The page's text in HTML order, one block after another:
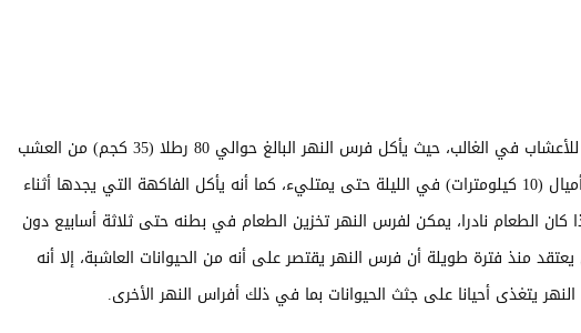
يتمتع فرس النهر بشهية صحية وآكلة للأعشاب في الغالب، حيث يأكل فرس النهر البالغ حوالي 80 رطلا (35 كجم) من العشب
كل يوم، ويسافر لمسافة تصل إلى 6 أميال (10 كيلومترات) في الليلة حتى يمتليء، كما أنه يأكل الفاكهة التي يجدها أثناء
كان الطعام نادرا، يمكن لفرس النهر تخزين الطعام في بطنه حتى ثلاثة أسابيع دون
منذ فترة طويلة أن فرس النهر يقتصر على أنه من الحيوانات العاشبة، إلا أنه